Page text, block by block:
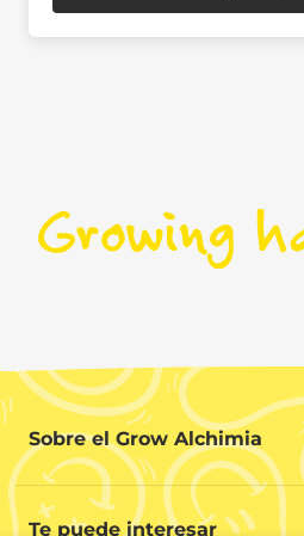
Sobre el Grow Alchimia
Sobre el Grow Alchimia
Situación y Contacto
Te puede interesar